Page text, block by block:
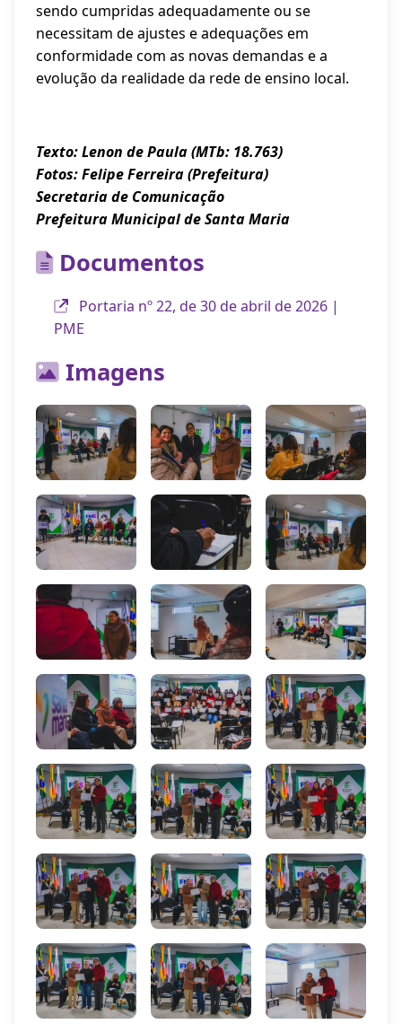
sendo cumpridas adequadamente ou se
necessitam de ajustes e adequações em
conformidade com as novas demandas e a
evolução da realidade da rede de ensino local.
Texto: Lenon de Paula (MTb: 18.763)
Fotos: Felipe Ferreira (Prefeitura)
Secretaria de Comunicação
Prefeitura Municipal de Santa Maria
Documentos
Portaria nº 22, de 30 de abril de 2026 |
PME
Imagens